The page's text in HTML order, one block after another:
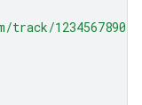
1234567890"